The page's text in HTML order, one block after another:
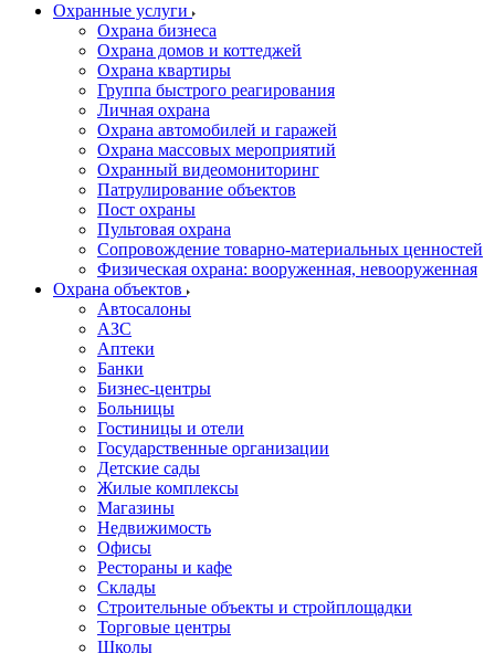
Охранные услуги
Охрана бизнеса
Охрана домов и коттеджей
Охрана квартиры
Группа быстрого реагирования
Личная охрана
Охрана автомобилей и гаражей
Охрана массовых мероприятий
Охранный видеомониторинг
Патрулирование объектов
Пост охраны
Пультовая охрана
Сопровождение товарно-материальных ценностей
Физическая охрана: вооруженная, невооруженная
Охрана объектов
Автосалоны
АЗС
Аптеки
Банки
Бизнес-центры
Больницы
Гостиницы и отели
Государственные организации
Детские сады
Жилые комплексы
Магазины
Недвижимость
Офисы
Рестораны и кафе
Склады
Строительные объекты и стройплощадки
Торговые центры
Школы